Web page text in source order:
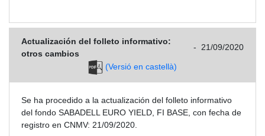
Actualización del folleto informativo:
otros cambios
- 21/09/2020
(Versió en castellà)
Se ha procedido a la actualización del folleto informativo
del fondo SABADELL EURO YIELD, FI BASE, con fecha de
registro en CNMV: 21/09/2020.